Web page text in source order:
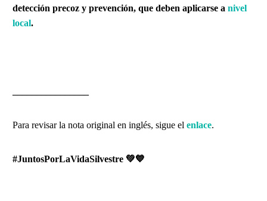
detección precoz y prevención, que deben aplicarse a nivel
local.
Para revisar la nota original en inglés, sigue el enlace.
#JuntosPorLaVidaSilvestre 💚💙